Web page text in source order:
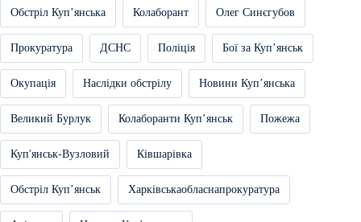
Обстріл Купʼянська Колаборант Олег Синєгубов
Прокуратура ДСНС Поліція Бої за Купʼянськ
Окупація Наслідки обстрілу Новини Купʼянська
Великий Бурлук Колаборанти Купʼянськ Пожежа
Куп'янськ-Вузловий Ківшарівка
Обстріл Купʼянськ Харківськаобласнапрокуратура